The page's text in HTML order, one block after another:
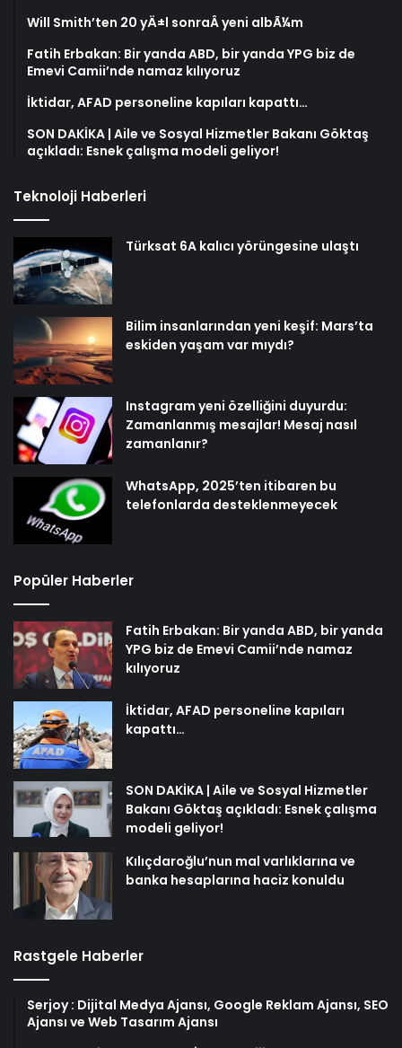
Will Smith’ten 20 yÄ±l sonraÂ yeni albÃ¼m
Fatih Erbakan: Bir yanda ABD, bir yanda YPG biz de
Emevi Camii’nde namaz kılıyoruz
İktidar, AFAD personeline kapıları kapattı…
SON DAKİKA | Aile ve Sosyal Hizmetler Bakanı Göktaş
açıkladı: Esnek çalışma modeli geliyor!
Teknoloji Haberleri
Türksat 6A kalıcı yörüngesine ulaştı
Bilim insanlarından yeni keşif: Mars’ta
eskiden yaşam var mıydı?
Instagram yeni özelliğini duyurdu:
Zamanlanmış mesajlar! Mesaj nasıl
zamanlanır?
WhatsApp, 2025’ten itibaren bu
telefonlarda desteklenmeyecek
Popüler Haberler
Fatih Erbakan: Bir yanda ABD, bir yanda
YPG biz de Emevi Camii’nde namaz
kılıyoruz
İktidar, AFAD personeline kapıları
kapattı…
SON DAKİKA | Aile ve Sosyal Hizmetler
Bakanı Göktaş açıkladı: Esnek çalışma
modeli geliyor!
Kılıçdaroğlu’nun mal varlıklarına ve
banka hesaplarına haciz konuldu
Rastgele Haberler
Serjoy : Dijital Medya Ajansı, Google Reklam Ajansı, SEO
Ajansı ve Web Tasarım Ajansı